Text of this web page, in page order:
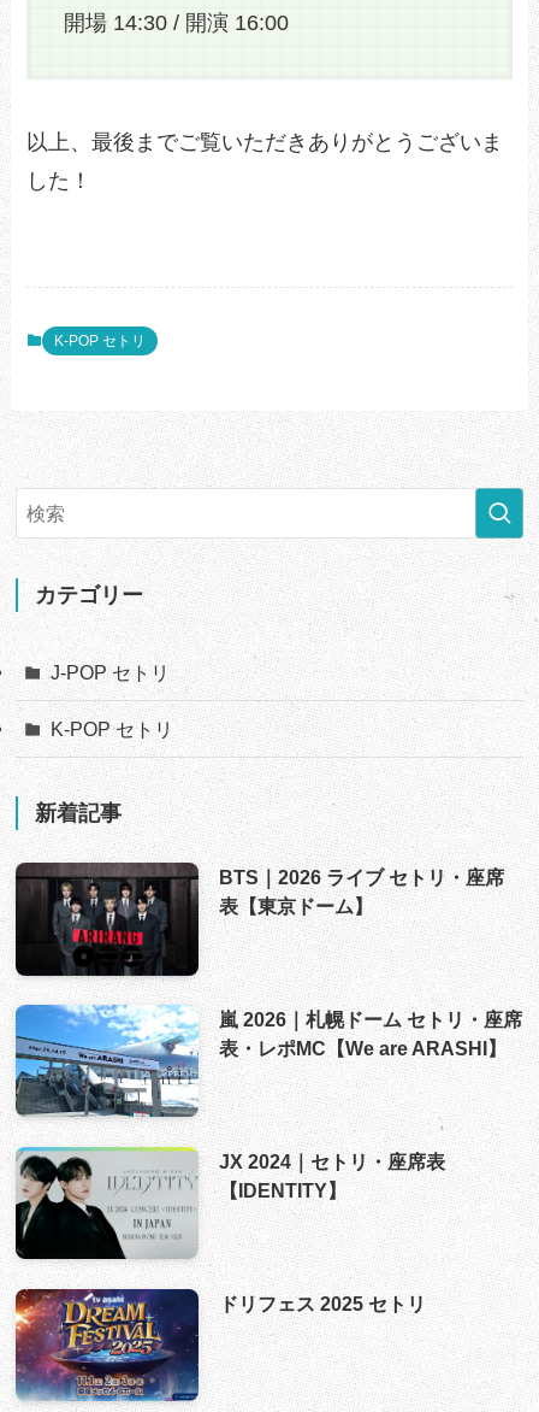
開場 14:30 / 開演 16:00
以上、最後までご覧いただきありがとうございま
した！
K-POP セトリ
カテゴリー
J-POP セトリ
K-POP セトリ
新着記事
BTS｜2026 ライブ セトリ・座席
表【東京ドーム】
嵐 2026｜札幌ドーム セトリ・座席
表・レポMC【We are ARASHI】
JX 2024｜セトリ・座席表
【IDENTITY】
ドリフェス 2025 セトリ